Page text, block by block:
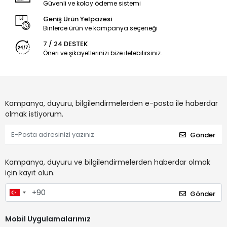
Güvenli ve kolay ödeme sistemi
Geniş Ürün Yelpazesi
Binlerce ürün ve kampanya seçeneği
7 / 24 DESTEK
Öneri ve şikayetlerinizi bize iletebilirsiniz.
Kampanya, duyuru, bilgilendirmelerden e-posta ile haberdar
olmak istiyorum.
Gönder
Kampanya, duyuru ve bilgilendirmelerden haberdar olmak
için kayıt olun.
Gönder
Mobil Uygulamalarımız